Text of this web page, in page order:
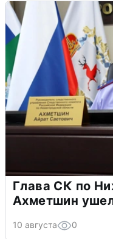
Глава СК по
Ахметшин
10 августа 0